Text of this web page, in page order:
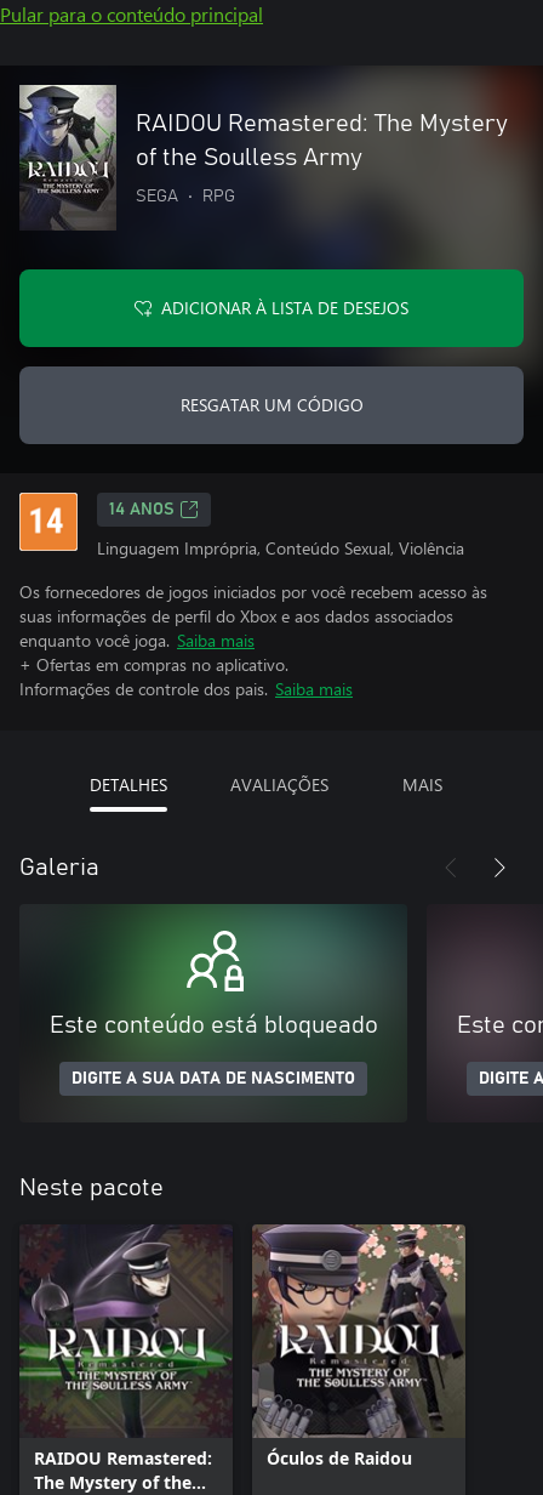
Pular para o conteúdo principal
RAIDOU Remastered: The Mystery
of the Soulless Army
SEGA • RPG
ADICIONAR À LISTA DE DESEJOS
RESGATAR UM CÓDIGO
14 ANOS
Linguagem Imprópria, Conteúdo Sexual, Violência
Os fornecedores de jogos iniciados por você recebem acesso às
suas informações de perfil do Xbox e aos dados associados
enquanto você joga. Saiba mais
+ Ofertas em compras no aplicativo.
Informações de controle dos pais. Saiba mais
DETALHES AVALIAÇÕES MAIS
Galeria
Este conteúdo está bloqueado
DIGITE A SUA DATA DE NASCIMENTO
Este
DIGITE
Neste pacote
RAIDOU Remastered:
The Mystery of the
Óculos de Raidou